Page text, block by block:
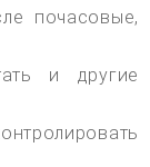
почасовые,
и другие